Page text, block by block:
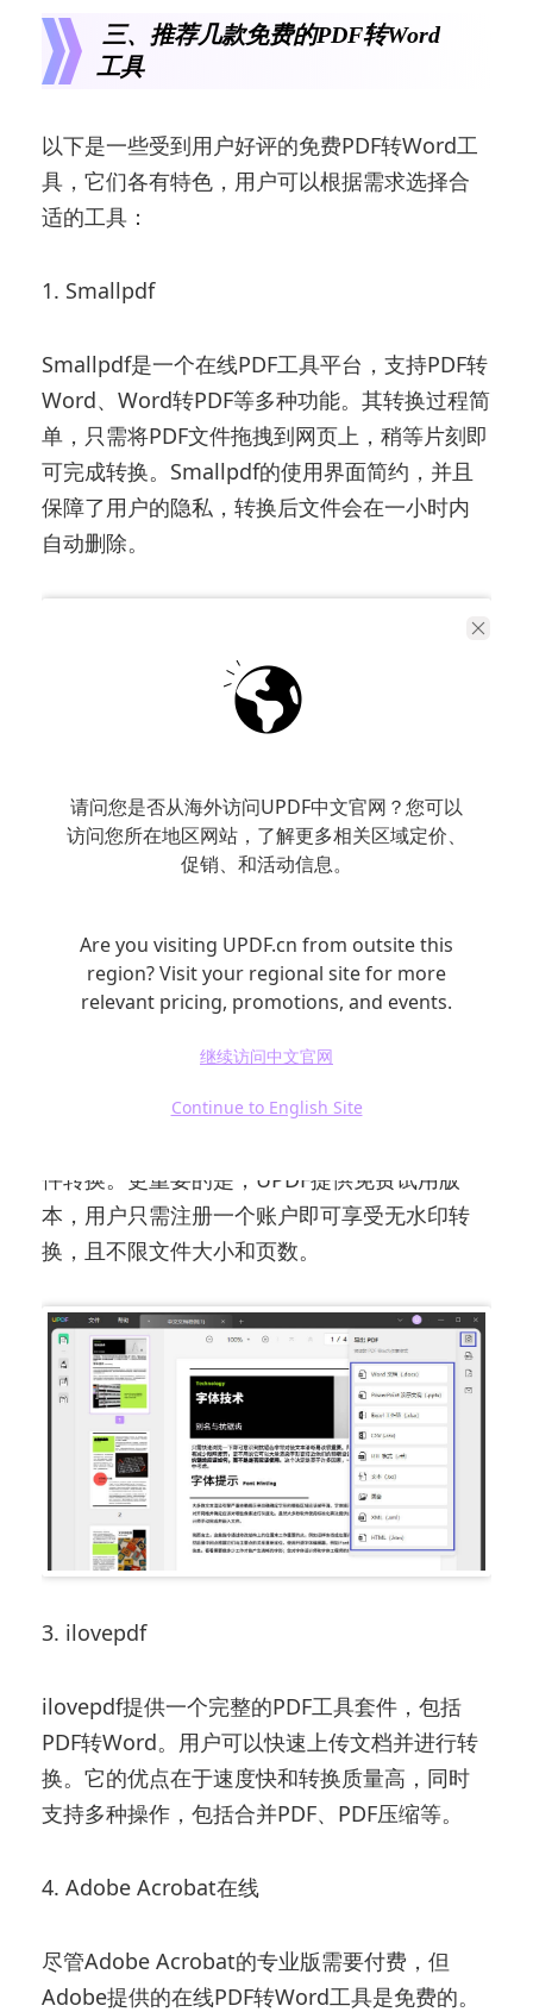
请问您是否从海外访问UPDF中文官网？您可以
访问您所在地区网站，了解更多相关区域定价、
促销、和活动信息。
Are you visiting UPDF.cn from outsite this
region? Visit your regional site for more
relevant pricing, promotions, and events.
继续访问中文官网
Continue to English Site
三、推荐几款免费的PDF转Word
工具
以下是一些受到用户好评的免费PDF转Word工
具，它们各有特色，用户可以根据需求选择合
适的工具：
1. Smallpdf
Smallpdf是一个在线PDF工具平台，支持PDF转
Word、Word转PDF等多种功能。其转换过程简
单，只需将PDF文件拖拽到网页上，稍等片刻即
可完成转换。Smallpdf的使用界面简约，并且
保障了用户的隐私，转换后文件会在一小时内
自动删除。
2. UPDF
进行PDF编辑，还支持多种文件格式的转换。
UPDF融入了轻办公理念，其简洁明了的操作界
件转换。更重要的是，UPDF提供免费试用版
本，用户只需注册一个账户即可享受无水印转
换，且不限文件大小和页数。
3. ilovepdf
ilovepdf提供一个完整的PDF工具套件，包括
PDF转Word。用户可以快速上传文档并进行转
换。它的优点在于速度快和转换质量高，同时
支持多种操作，包括合并PDF、PDF压缩等。
4. Adobe Acrobat在线
尽管Adobe Acrobat的专业版需要付费，但
Adobe提供的在线PDF转Word工具是免费的。